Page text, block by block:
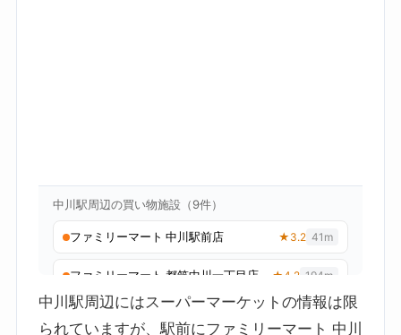
中川駅周辺にはスーパーマーケットの情報は限
られていますが、駅前にファミリーマート 中川